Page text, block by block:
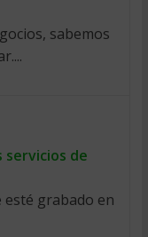
sabemos
servicios de
esté grabado en